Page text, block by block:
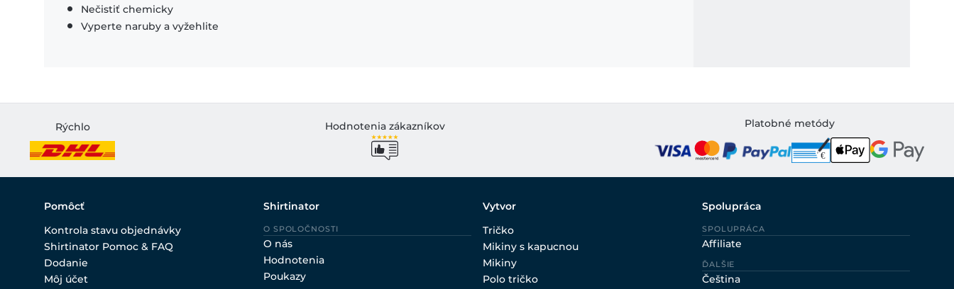
Nečistiť chemicky
Vyperte naruby a vyžehlite
Rýchlo Hodnotenia zákazníkov Platobné metódy
Pomôcť
Kontrola stavu objednávky
Shirtinator Pomoc & FAQ
Dodanie
Môj účet
Shirtinator
O SPOLOČNOSTI
O nás
Hodnotenia
Poukazy
Vytvor
Tričko
Mikiny s kapucnou
Mikiny
Polo tričko
Spolupráca
SPOLUPRÁCA
Affiliate
ĎALŠIE
Čeština